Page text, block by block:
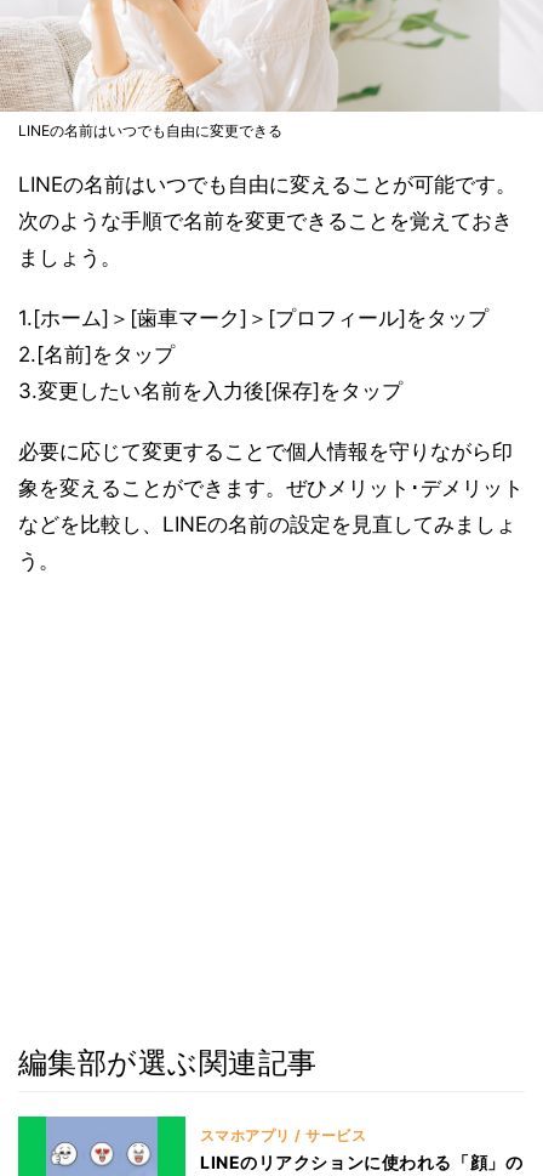
LINEの名前はいつでも自由に変更できる
LINEの名前はいつでも自由に変えることが可能です。
次のような手順で名前を変更できることを覚えておき
ましょう。
1.[ホーム]＞[歯車マーク]＞[プロフィール]をタップ
2.[名前]をタップ
3.変更したい名前を入力後[保存]をタップ
必要に応じて変更することで個人情報を守りながら印
象を変えることができます。ぜひメリット･デメリット
などを比較し、LINEの名前の設定を見直してみましょ
う。
編集部が選ぶ関連記事
スマホアプリ / サービス
LINEのリアクションに使われる「顔」の